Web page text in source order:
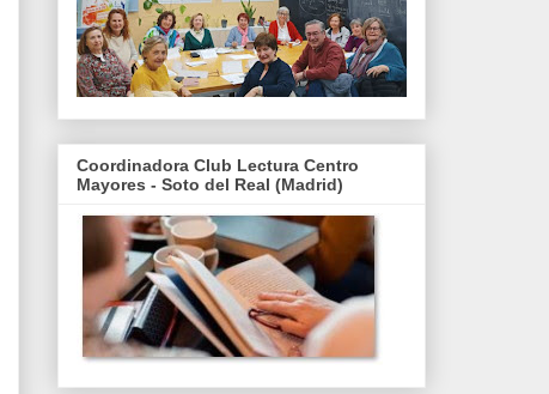
Coordinadora Club Lectura Centro
Mayores - Soto del Real (Madrid)